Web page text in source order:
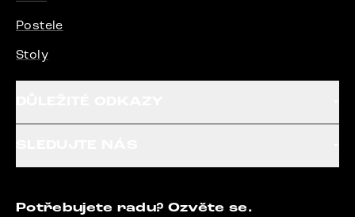
Postele
Stoly
Potřebujete radu? Ozvěte se.